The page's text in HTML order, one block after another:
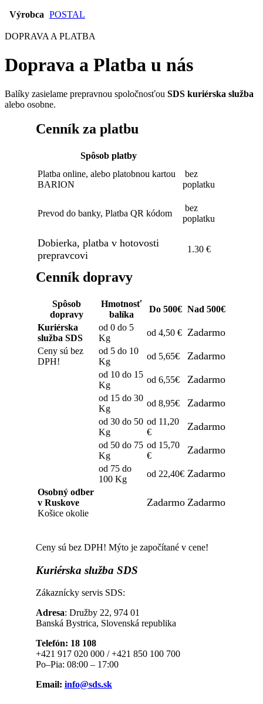
Výrobca POSTAL
DOPRAVA A PLATBA
Doprava a Platba u nás
Balíky zasielame prepravnou spoločnosťou SDS kuriérska služba
alebo osobne.
Cenník za platbu
Spôsob platby
Platba online, alebo platobnou kartou
BARION
bez
poplatku
Prevod do banky, Platba QR kódom
bez
poplatku
Dobierka, platba v hotovosti
prepravcovi
1.30 €
Cenník dopravy
Spôsob
dopravy
Hmotnosť
balíka
Do 500€ Nad 500€
Kuriérska
služba SDS
od 0 do 5
Kg
od 4,50 € Zadarmo
Ceny sú bez
DPH!
od 5 do 10
Kg
od 5,65€ Zadarmo
od 10 do 15
Kg
od 6,55€ Zadarmo
od 15 do 30
Kg
od 8,95€ Zadarmo
od 30 do 50
Kg
od 11,20
€
Zadarmo
od 50 do 75
Kg
od 15,70
€
Zadarmo
od 75 do
100 Kg
od 22,40€ Zadarmo
Osobný odber
v Ruskove
Košice okolie
Zadarmo Zadarmo
Ceny sú bez DPH! Mýto je započítané v cene!
Kuriérska služba SDS
Zákaznícky servis SDS:
Adresa: Družby 22, 974 01
Banská Bystrica, Slovenská republika
Telefón: 18 108
+421 917 020 000 / +421 850 100 700
Po–Pia: 08:00 – 17:00
Email: info@sds.sk